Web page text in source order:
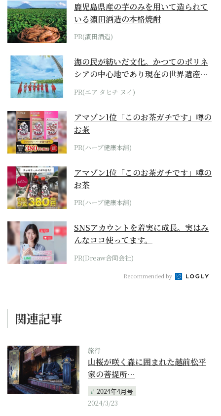
鹿児島県産の芋のみを用いて造られて
いる濵田酒造の本格焼酎
PR(濵田酒造)
海の民が紡いだ文化。かつてのポリネ
シアの中心地であり現在の世界遺産か
らみえてくる...
PR(エア タヒチ ヌイ)
アマゾン1位「このお茶ガチです」噂の
お茶
PR(ハーブ健康本舗)
アマゾン1位「このお茶ガチです」噂の
お茶
PR(ハーブ健康本舗)
SNSアカウントを着実に成長。実はみ
んなココ使ってます。
PR(Dreaw合同会社)
Recommended by
関連記事
旅行
山桜が咲く森に囲まれた越前松平
家の菩提所…
2024年4月号
2024/3/23